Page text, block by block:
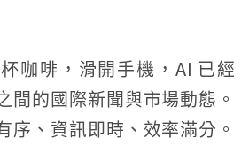
咖啡，滑開手機，AI 已經
間的國際新聞與市場動態。
序、資訊即時、效率滿分。